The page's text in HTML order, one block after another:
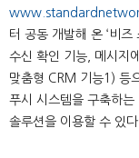
터 공동 개발해 온 ‘비즈
수신 확인 기능, 메시지
맞춤형 CRM 기능1) 등
푸시 시스템을 구축하
솔루션을 이용할 수 있다.